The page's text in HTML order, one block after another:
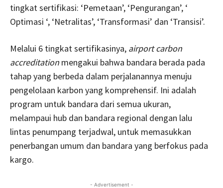
tingkat sertifikasi: ‘Pemetaan’, ‘Pengurangan’, ‘
Optimasi ‘, ‘Netralitas’, ‘Transformasi’ dan ‘Transisi’.
Melalui 6 tingkat sertifikasinya, airport carbon
accreditation mengakui bahwa bandara berada pada
tahap yang berbeda dalam perjalanannya menuju
pengelolaan karbon yang komprehensif. Ini adalah
program untuk bandara dari semua ukuran,
melampaui hub dan bandara regional dengan lalu
lintas penumpang terjadwal, untuk memasukkan
penerbangan umum dan bandara yang berfokus pada
kargo.
- Advertisement -